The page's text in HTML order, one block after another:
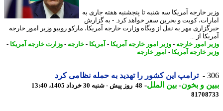
خارجه آمریکا سه شنبه تا پنجشنبه هفته جاری به
کویت و بحرین سفر خواهد کرد. - به گزارش
مهر به نقل از وبگاه وزارت خارجه آمریکا، مارکو روبیو وزیر امور خارجه
از ...
امور خارجه-وزیر امور خارجه آمریکا- آمریکا- خارجه-وزارت خارجه آمریکا-
خارجه آمریکا- امور خارجه
ترامپ این کشور را تهدید به حمله نظامی کرد
و بخون-بین الملل-48 روز پیش - شنبه 30 خرداد 1405، 13:40